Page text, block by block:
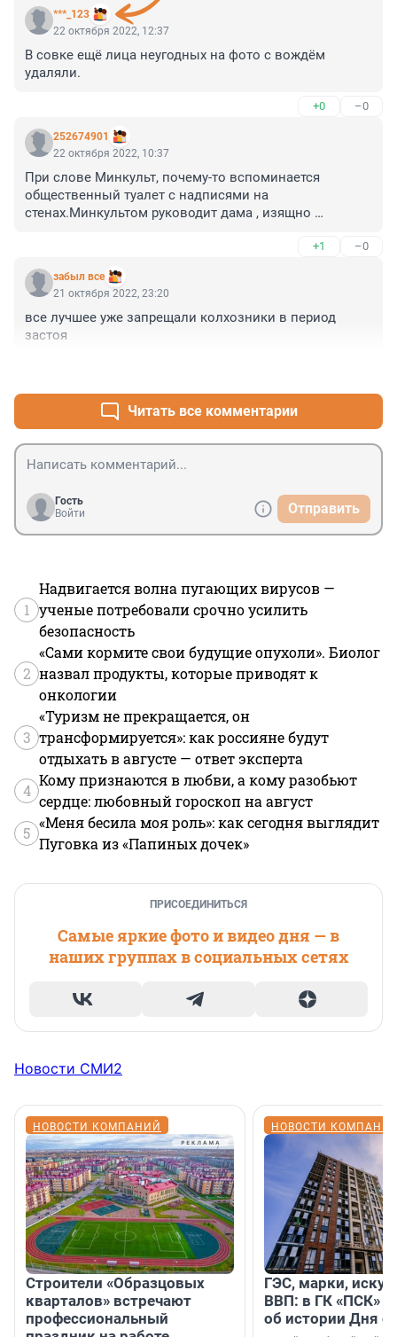
***_123
22 октября 2022, 12:37
В совке ещё лица неугодных на фото с вождём
удаляли.
+0 –0
252674901
22 октября 2022, 10:37
При слове Минкульт, почему-то вспоминается
общественный туалет с надписями на
стенах.Минкультом руководит дама , изящно
+1 –0
забыл все
21 октября 2022, 23:20
все лучшее уже запрещали колхозники в период
застоя
Читать все комментарии
Гость
Войти
Отправить
1
Надвигается волна пугающих вирусов —
ученые потребовали срочно усилить
безопасность
2
«Сами кормите свои будущие опухоли». Биолог
назвал продукты, которые приводят к
онкологии
3
«Туризм не прекращается, он
трансформируется»: как россияне будут
отдыхать в августе — ответ эксперта
4
Кому признаются в любви, а кому разобьют
сердце: любовный гороскоп на август
5
«Меня бесила моя роль»: как сегодня выглядит
Пуговка из «Папиных дочек»
ПРИСОЕДИНИТЬСЯ
Самые яркие фото и видео дня — в
наших группах в социальных сетях
Новости СМИ2
НОВОСТИ КОМПАНИЙ
Строители «Образцовых
кварталов» встречают
профессиональный
НОВОСТИ
ГЭС, марки,
ВВП: в ГК «ПСК»
об истории Дня